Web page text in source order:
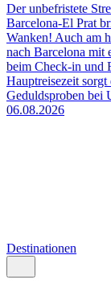
Der unbefristete
Barcelona-El Prat
Wanken! Auch am
nach Barcelona mit
beim Check-in und
Hauptreisezeit
Geduldsproben bei
06.08.2026
Destinationen